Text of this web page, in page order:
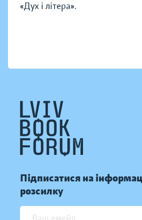
«Дух і літера».
Підписатися на
розсилку